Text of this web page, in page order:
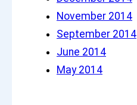
November 2014
September 2014
June 2014
May 2014